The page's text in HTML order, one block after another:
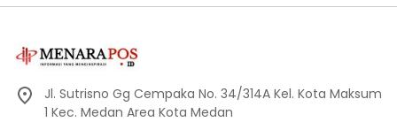
Jl. Sutrisno Gg Cempaka No. 34/314A Kel. Kota Maksum
1 Kec. Medan Area Kota Medan